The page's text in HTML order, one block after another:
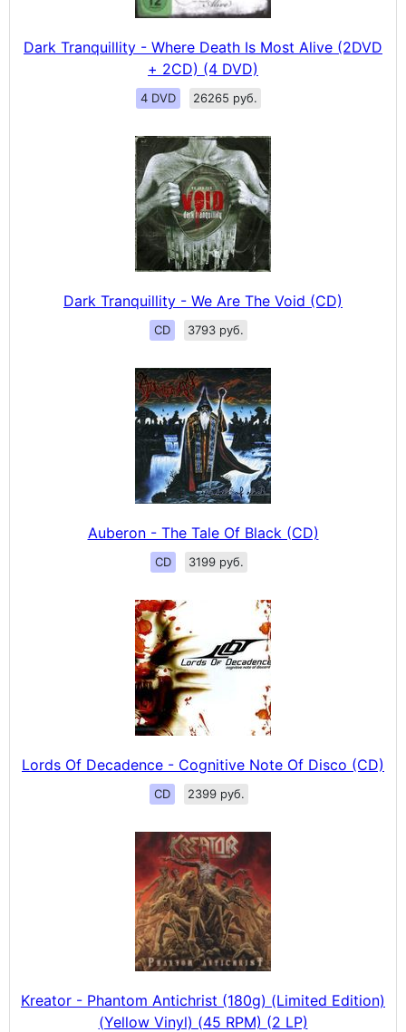
Dark Tranquillity - Where Death Is Most Alive (2DVD
+ 2CD) (4 DVD)
4 DVD 26265 руб.
Dark Tranquillity - We Are The Void (CD)
CD 3793 руб.
Auberon - The Tale Of Black (CD)
CD 3199 руб.
Lords Of Decadence - Cognitive Note Of Disco (CD)
CD 2399 руб.
Kreator - Phantom Antichrist (180g) (Limited Edition)
(Yellow Vinyl) (45 RPM) (2 LP)